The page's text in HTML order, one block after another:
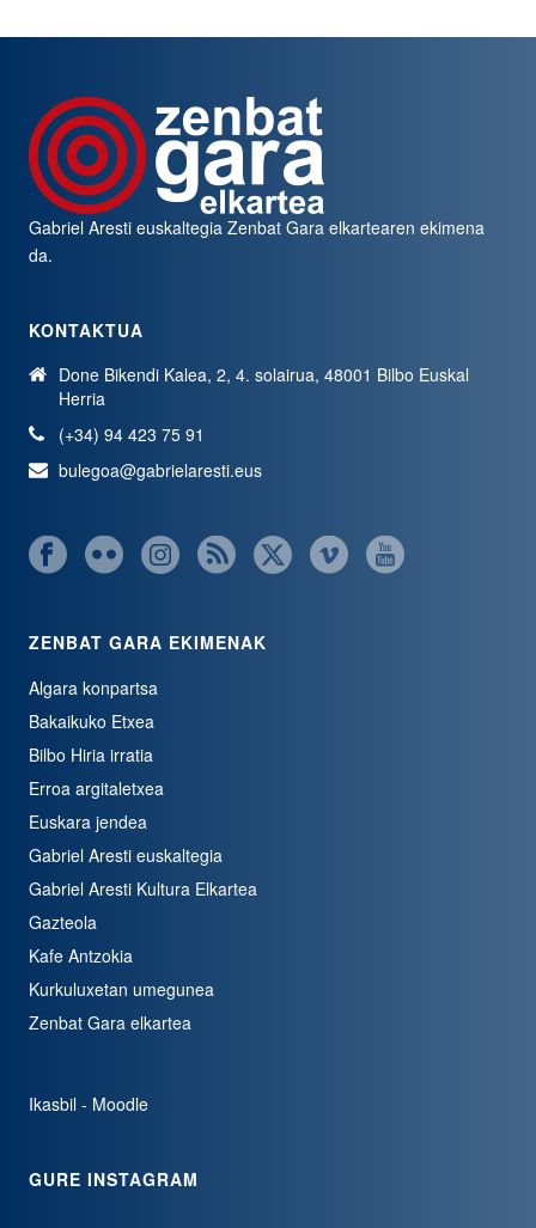
Gabriel Aresti euskaltegiaZenbat Gara elkartearen ekimena
da.
KONTAKTUA
Done Bikendi Kalea, 2, 4. solairua, 48001 Bilbo Euskal
Herria
(+34) 94 423 75 91
bulegoa@gabrielaresti.eus
ZENBAT GARA EKIMENAK
Algara konpartsa
Bakaikuko Etxea
Bilbo Hiria irratia
Erroa argitaletxea
Euskara jendea
Gabriel Aresti euskaltegia
Gabriel Aresti Kultura Elkartea
Gazteola
Kafe Antzokia
Kurkuluxetan umegunea
Zenbat Gara elkartea
Ikasbil - Moodle
GURE INSTAGRAM